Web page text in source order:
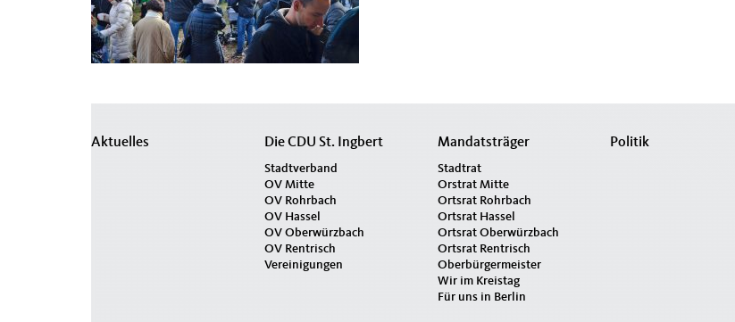
Seitenübersicht
Aktuelles Die CDU St. Ingbert
Stadtverband
OV Mitte
OV Rohrbach
OV Hassel
OV Oberwürzbach
OV Rentrisch
Vereinigungen
Mandatsträger
Stadtrat
Orstrat Mitte
Ortsrat Rohrbach
Ortsrat Hassel
Ortsrat Oberwürzbach
Ortsrat Rentrisch
Oberbürgermeister
Wir im Kreistag
Für uns in Berlin
Politik